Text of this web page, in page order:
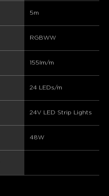
5m
RGBWW
155lm/m
24 LEDs/m
24V LED Strip Lights​
48W